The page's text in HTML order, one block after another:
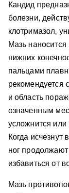
Кандид
болезни,
клотримазол,
Мазь
нижних
пальцами
рекомендуется
и область
означенным
усложнится
Когда
ног
избавиться от
Мазь